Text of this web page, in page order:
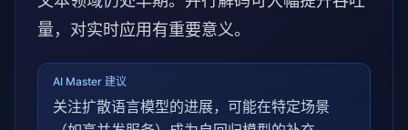
量，对实时应用有重要意义。
AI Master 建议
关注扩散语言模型的进展，可能在特定场景